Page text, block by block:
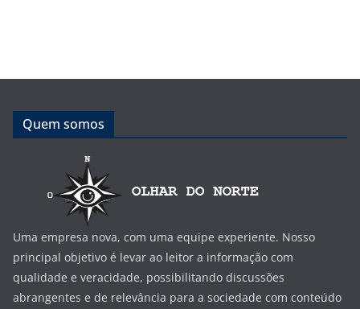
Quem somos
Uma empresa nova, com uma equipe experiente. Nosso
principal objetivo é levar ao leitor a informação com
qualidade e veracidade, possibilitando discussões
abrangentes e de relevância para a sociedade com conteúdo